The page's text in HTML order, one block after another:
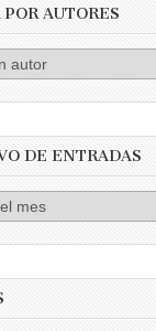
POR AUTORES
DE ENTRADAS